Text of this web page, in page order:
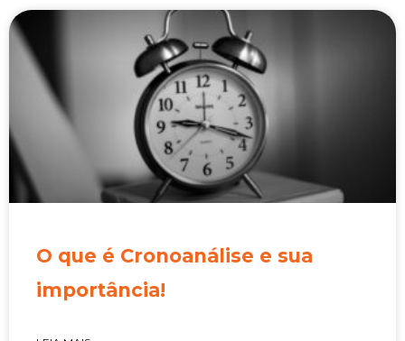
O que é Cronoanálise e sua
importância!